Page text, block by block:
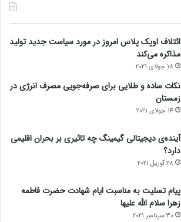
ائتلاف اوپک پلاس امروز در مورد سیاست جدید تولید
مذاکره می‌کند
18 جولای 2021
نکات ساده و طلایی برای صرفه‌جویی مصرف انرژی در
زمستان
14 جولای 2021
آینده‌ی دیجیتالی گیمینگ چه تاثیری بر بحران اقلیمی
دارد؟
28 آوریل 2021
پیام تسلیت به مناسبت ایام شهادت حضرت فاطمه
زهرا سلام الله علیها
30 سپتامبر 2021